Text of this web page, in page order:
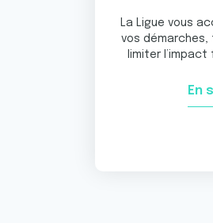
n
t
e
La Ligue vous
vos
limiter
En